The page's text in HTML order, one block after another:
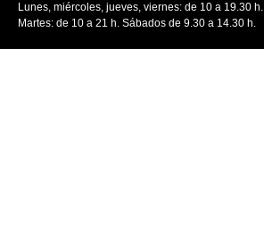
Lunes, miércoles, jueves, viernes: de 10 a 19.30 h.
Martes: de 10 a 21 h. Sábados de 9.30 a 14.30 h.